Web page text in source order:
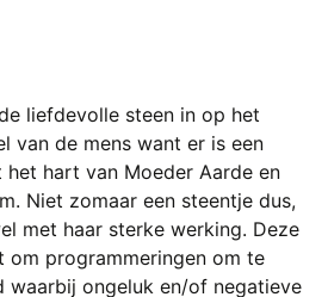
liefdevolle steen in op het
van de mens want er is een
hart van Moeder Aarde en
Niet zomaar een steentje dus,
met haar sterke werking. Deze
om programmeringen om te
waarbij ongeluk en/of negatieve